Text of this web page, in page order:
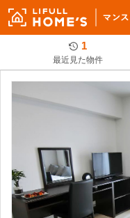
1
最近見た物件